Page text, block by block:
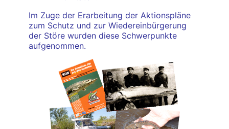
Im Zuge der Erarbeitung der Aktionspläne
zum Schutz und zur Wiedereinbürgerung
der Störe wurden diese Schwerpunkte
aufgenommen.